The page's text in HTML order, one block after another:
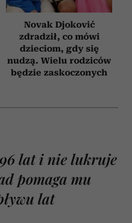
Novak Djoković
zdradził, co mówi
dzieciom, gdy się
nudzą. Wielu rodziców
będzie zaskoczonych
lat i nie lukruje
pomaga mu
lat